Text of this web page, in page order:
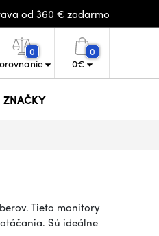
od 360 € zadarmo
0 0
0€
ZNAČKY
Tieto monitory
Sú ideálne